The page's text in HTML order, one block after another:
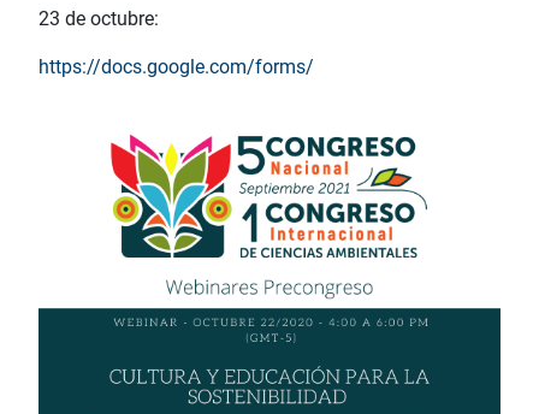
23 de octubre:
https://docs.google.com/forms/